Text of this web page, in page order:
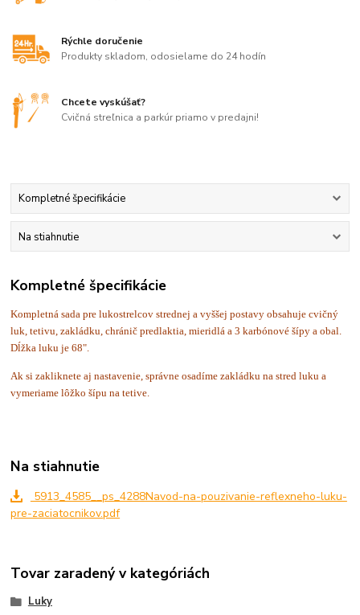
Rýchle doručenie
Produkty skladom, odosielame do 24 hodín
Chcete vyskúšať?
Cvičná streľnica a parkúr priamo v predajni!
Kompletné špecifikácie
Na stiahnutie
Kompletné špecifikácie
Kompletná sada pre lukostrelcov strednej a vyššej postavy obsahuje cvičný
luk, tetivu, zakládku, chránič predlaktia, mieridlá a 3 karbónové šípy a obal.
Dĺžka luku je 68".
Ak si zakliknete aj nastavenie, správne osadíme zakládku na stred luku a
vymeriame lôžko šípu na tetive.
Na stiahnutie
5913_4585__ps_4288Navod-na-pouzivanie-reflexneho-luku-
pre-zaciatocnikov.pdf
Tovar zaradený v kategóriách
Luky